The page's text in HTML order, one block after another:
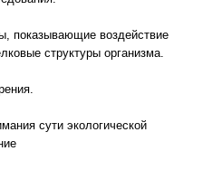
показывающие воздействие
структуры организма.
сути экологической